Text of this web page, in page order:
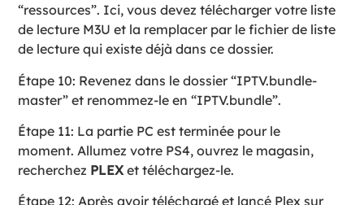
“ressources”. Ici, vous devez télécharger votre liste
de lecture M3U et la remplacer par le fichier de liste
de lecture qui existe déjà dans ce dossier.
Étape 10: Revenez dans le dossier “IPTV.bundle-
master” et renommez-le en “IPTV.bundle”.
Étape 11: La partie PC est terminée pour le
moment. Allumez votre PS4, ouvrez le magasin,
recherchez PLEX et téléchargez-le.
Étape 12: Après avoir téléchargé et lancé Plex sur